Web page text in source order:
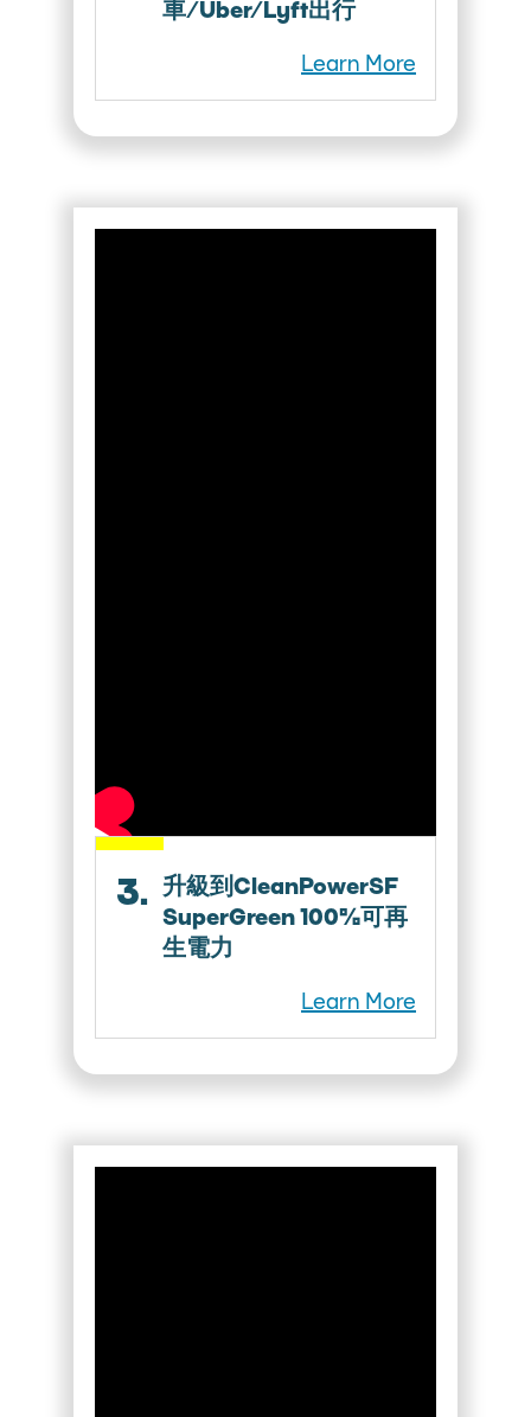
車/Uber/Lyft出行
Learn More
3. 升級到CleanPowerSF
SuperGreen 100%可再
生電力
Learn More